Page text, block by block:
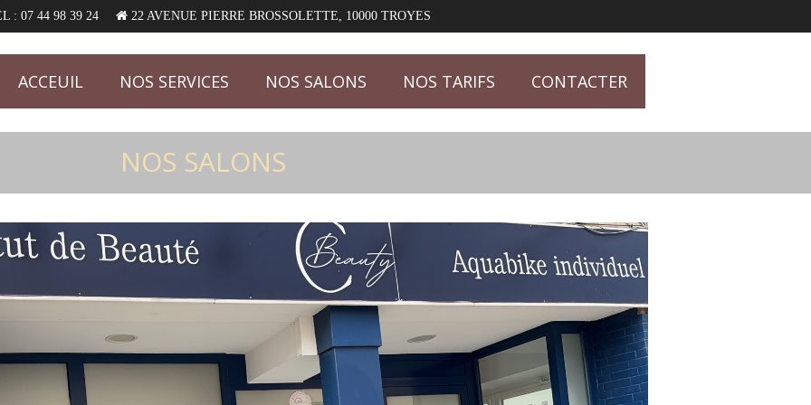
: 07 44 98 39 24 22 AVENUE PIERRE BROSSOLETTE, 10000 TROYES
ACCEUIL NOS SERVICES NOS SALONS NOS TARIFS CONTACTER
NOS SALONS